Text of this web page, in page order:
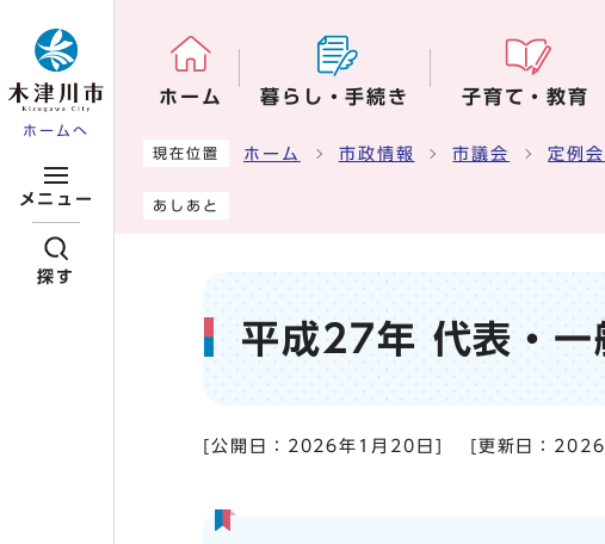
ホームへ
メニュー
探す
ホーム 暮らし・手続き 子育て・教育
ここから本文です
現在位置 ホーム 市政情報 市議会 定例
あしあと
平成27年 代表・一
[公開日： 2026年1月20日 [更新日： 2026